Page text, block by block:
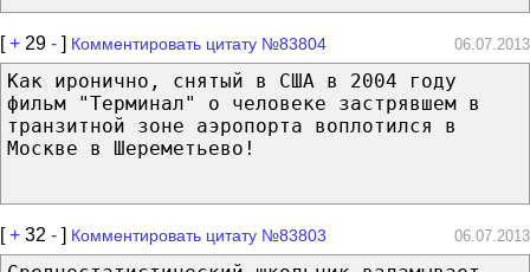
[+ 29 - ] Комментировать цитату №83804 06.07.2013
Как иронично, снятый в США в 2004 году
фильм "Терминал" о человеке застрявшем в
транзитной зоне аэропорта воплотился в
Москве в Шереметьево!
[+ 32 - ] Комментировать цитату №83803 06.07.2013